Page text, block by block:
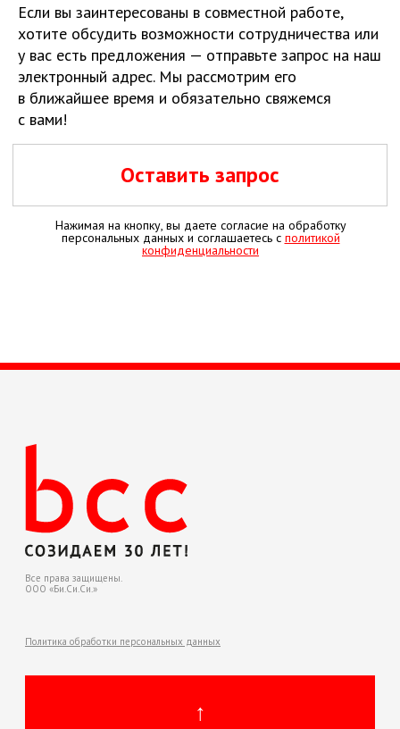
Если вы заинтересованы в совместной работе,
хотите обсудить возможности сотрудничества или
у вас есть предложения — отправьте запрос на наш
электронный адрес. Мы рассмотрим его
в ближайшее время и обязательно свяжемся
с вами!